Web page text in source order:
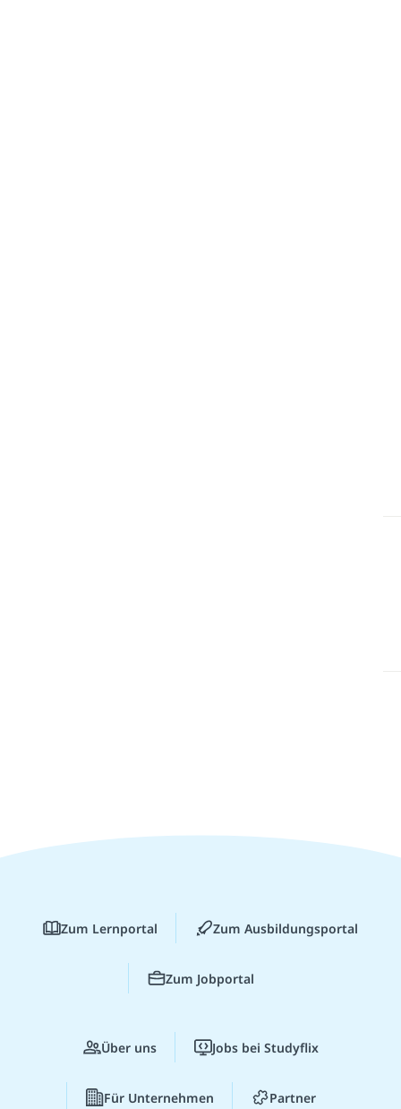
Zum Lernportal Zum Ausbildungsportal
Zum Jobportal
Über uns Jobs bei Studyflix
Für Unternehmen Partner